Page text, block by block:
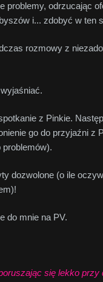
problemy, odrzucając
i... zdobyć w ten
rozmowy z
z Pinkie.
go do przyjaźni z
problemów).
dozwolone (o ile
do mnie na PV.
się lekko